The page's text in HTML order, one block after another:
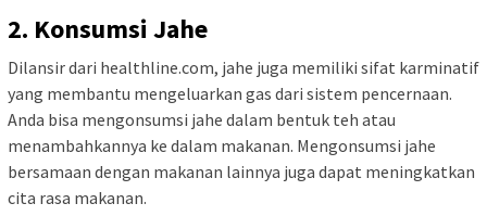
2. Konsumsi Jahe
Dilansir dari healthline.com, jahe juga memiliki sifat karminatif
yang membantu mengeluarkan gas dari sistem pencernaan.
Anda bisa mengonsumsi jahe dalam bentuk teh atau
menambahkannya ke dalam makanan. Mengonsumsi jahe
bersamaan dengan makanan lainnya juga dapat meningkatkan
cita rasa makanan.